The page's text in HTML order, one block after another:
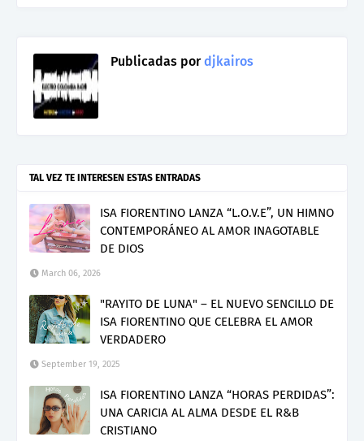
Publicadas pordjkairos
TAL VEZ TE INTERESEN ESTAS ENTRADAS
ISA FIORENTINO LANZA “L.O.V.E”, UN HIMNO
CONTEMPORÁNEO AL AMOR INAGOTABLE
DE DIOS
March 06, 2026
"RAYITO DE LUNA" – EL NUEVO SENCILLO DE
ISA FIORENTINO QUE CELEBRA EL AMOR
VERDADERO
September 19, 2025
ISA FIORENTINO LANZA “HORAS PERDIDAS”:
UNA CARICIA AL ALMA DESDE EL R&B
CRISTIANO